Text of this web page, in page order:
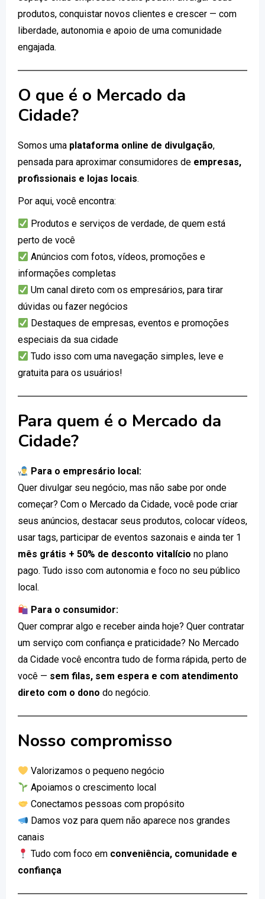
produtos, conquistar novos clientes e crescer — com
liberdade, autonomia e apoio de uma comunidade
engajada.
O que é o Mercado da
Cidade?
Somos uma plataforma online de divulgação,
pensada para aproximar consumidores de empresas,
profissionais e lojas locais.
Por aqui, você encontra:
Produtos e serviços de verdade, de quem está
perto de você
Anúncios com fotos, vídeos, promoções e
informações completas
Um canal direto com os empresários, para tirar
dúvidas ou fazer negócios
Destaques de empresas, eventos e promoções
especiais da sua cidade
Tudo isso com uma navegação simples, leve e
gratuita para os usuários!
Para quem é o Mercado da
Cidade?
Para o empresário local:
Quer divulgar seu negócio, mas não sabe por onde
começar? Com o Mercado da Cidade, você pode criar
seus anúncios, destacar seus produtos, colocar vídeos,
usar tags, participar de eventos sazonais e ainda ter 1
mês grátis + 50% de desconto vitalício no plano
pago. Tudo isso com autonomia e foco no seu público
local.
Para o consumidor:
Quer comprar algo e receber ainda hoje? Quer contratar
um serviço com confiança e praticidade? No Mercado
da Cidade você encontra tudo de forma rápida, perto de
você — sem filas, sem espera e com atendimento
direto com o dono do negócio.
Nosso compromisso
Valorizamos o pequeno negócio
Apoiamos o crescimento local
Conectamos pessoas com propósito
Damos voz para quem não aparece nos grandes
canais
Tudo com foco em conveniência, comunidade e
confiança